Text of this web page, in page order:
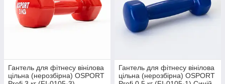
Гантель для фітнесу вінілова
цільна (нерозбірна) OSPORT
Гантель для фітнесу вінілова
цільна (нерозбірна) OSPORT